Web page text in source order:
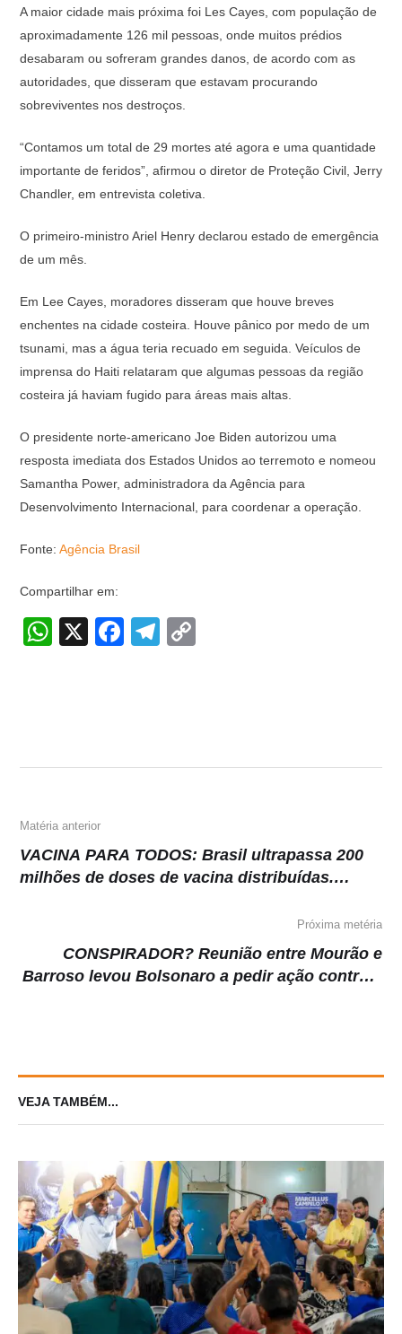
A maior cidade mais próxima foi Les Cayes, com população de
aproximadamente 126 mil pessoas, onde muitos prédios
desabaram ou sofreram grandes danos, de acordo com as
autoridades, que disseram que estavam procurando
sobreviventes nos destroços.
“Contamos um total de 29 mortes até agora e uma quantidade
importante de feridos”, afirmou o diretor de Proteção Civil, Jerry
Chandler, em entrevista coletiva.
O primeiro-ministro Ariel Henry declarou estado de emergência
de um mês.
Em Lee Cayes, moradores disseram que houve breves
enchentes na cidade costeira. Houve pânico por medo de um
tsunami, mas a água teria recuado em seguida. Veículos de
imprensa do Haiti relataram que algumas pessoas da região
costeira já haviam fugido para áreas mais altas.
O presidente norte-americano Joe Biden autorizou uma
resposta imediata dos Estados Unidos ao terremoto e nomeou
Samantha Power, administradora da Agência para
Desenvolvimento Internacional, para coordenar a operação.
Fonte: Agência Brasil
Compartilhar em:
W
p
X
F
o
T
m n
Matéria anterior
VACINA PARA TODOS: Brasil ultrapassa 200
milhões de doses de vacina distribuídas.
Próxima metéria
CONSPIRADOR? Reunião entre Mourão e
Barroso levou Bolsonaro a pedir ação contra o
VEJA TAMBÉM...